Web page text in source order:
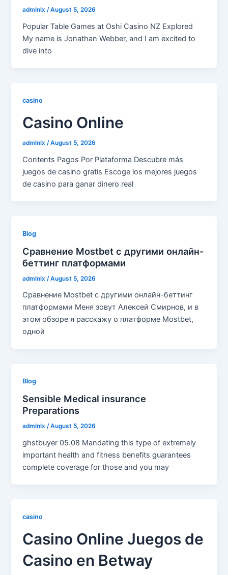
admlnlx/August 5, 2026
Popular Table Games at Oshi Casino NZ Explored
My name is Jonathan Webber, and I am excited to
dive into
casino
Casino Online
admlnlx/August 5, 2026
Contents Pagos Por Plataforma Descubre más
juegos de casino gratis Escoge los mejores juegos
de casino para ganar dinero real
Blog
Сравнение Mostbet с другими онлайн-
беттинг платформами
admlnlx /August 5, 2026
Сравнение Mostbet с другими онлайн-беттинг
платформами Меня зовут Алексей Смирнов, и в
этом обзоре я расскажу о платформе Mostbet,
одной
Blog
Sensible Medical insurance
Preparations
admlnlx/August 5, 2026
ghstbuyer 05.08 Mandating this type of extremely
important health and fitness benefits guarantees
complete coverage for those and you may
casino
Casino Online Juegos de
Casino en Betway